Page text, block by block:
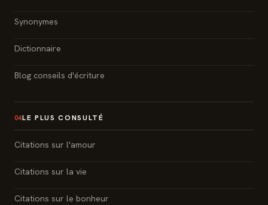
Synonymes
Dictionnaire
Blog conseils d'écriture
04LE PLUS CONSULTÉ
Citations sur l'amour
Citations sur la vie
Citations sur le bonheur